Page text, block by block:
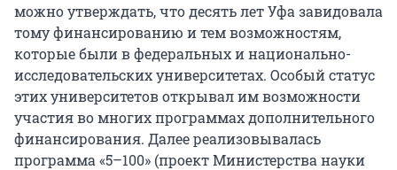
можно утверждать, что десять лет Уфа завидовала
тому финансированию и тем возможностям,
которые были в федеральных и национально-
исследовательских университетах. Особый статус
этих университетов открывал им возможности
участия во многих программах дополнительного
финансирования. Далее реализовывалась
программа «5–100» (проект Министерства науки